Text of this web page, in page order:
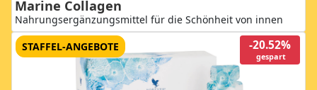
Marine Collagen
Nahrungsergänzungsmittel für die Schönheit von innen
-20.52%
gespart
STAFFEL-ANGEBOTE